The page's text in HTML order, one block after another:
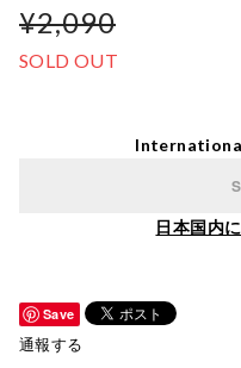
¥2,090
SOLD OUT
日本国内
Save
通報する